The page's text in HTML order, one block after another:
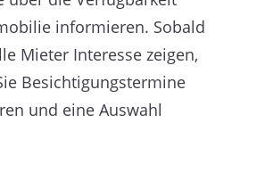
informieren. Sobald
Mieter Interesse zeigen,
Besichtigungstermine
und eine Auswahl